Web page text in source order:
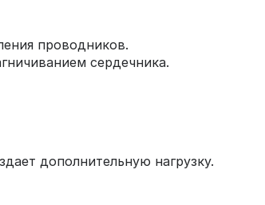
проводников.
сердечника.
дополнительную нагрузку.